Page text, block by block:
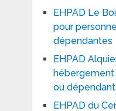
EHPAD Le
pour
dépendantes
EHPAD
hébergement
ou
EHPAD du